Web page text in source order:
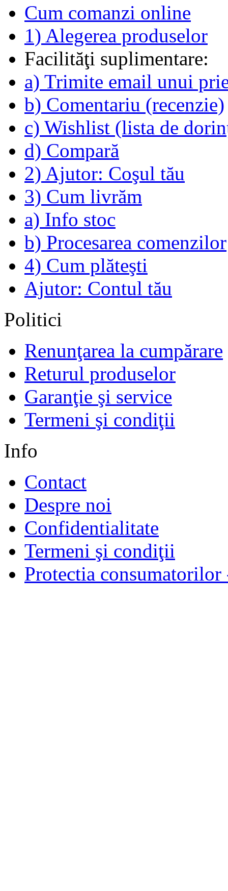
Cum comanzi online
1) Alegerea produselor
Facilităţi suplimentare:
a) Trimite email unui
b) Comentariu (recenzie)
c) Wishlist (lista de
d) Compară
2) Ajutor: Coşul tău
3) Cum livrăm
a) Info stoc
b) Procesarea comenzilor
4) Cum plăteşti
Ajutor: Contul tău
Politici
Renunţarea la cumpărare
Returul produselor
Garanţie şi service
Termeni şi condiţii
Info
Contact
Despre noi
Confidentialitate
Termeni şi condiţii
Protectia